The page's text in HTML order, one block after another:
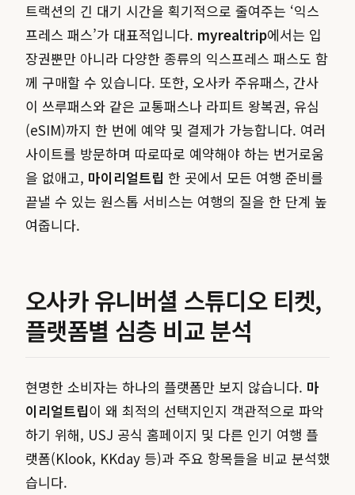
트랙션의 긴 대기 시간을 획기적으로 줄여주는 ‘익스
프레스 패스’가 대표적입니다. myrealtrip에서는 입
장권뿐만 아니라 다양한 종류의 익스프레스 패스도 함
께 구매할 수 있습니다. 또한, 오사카 주유패스, 간사
이 쓰루패스와 같은 교통패스나 라피트 왕복권, 유심
(eSIM)까지 한 번에 예약 및 결제가 가능합니다. 여러
사이트를 방문하며 따로따로 예약해야 하는 번거로움
을 없애고, 마이리얼트립 한 곳에서 모든 여행 준비를
끝낼 수 있는 원스톱 서비스는 여행의 질을 한 단계 높
여줍니다.
오사카 유니버셜 스튜디오 티켓,
플랫폼별 심층 비교 분석
현명한 소비자는 하나의 플랫폼만 보지 않습니다. 마
이리얼트립이 왜 최적의 선택지인지 객관적으로 파악
하기 위해, USJ 공식 홈페이지 및 다른 인기 여행 플
랫폼(Klook, KKday 등)과 주요 항목들을 비교 분석했
습니다.